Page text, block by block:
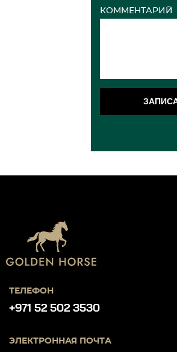
КОММЕНТАРИЙ
ТЕЛЕФОН
+971 52 502 3530
ЭЛЕКТРОННАЯ ПОЧТА